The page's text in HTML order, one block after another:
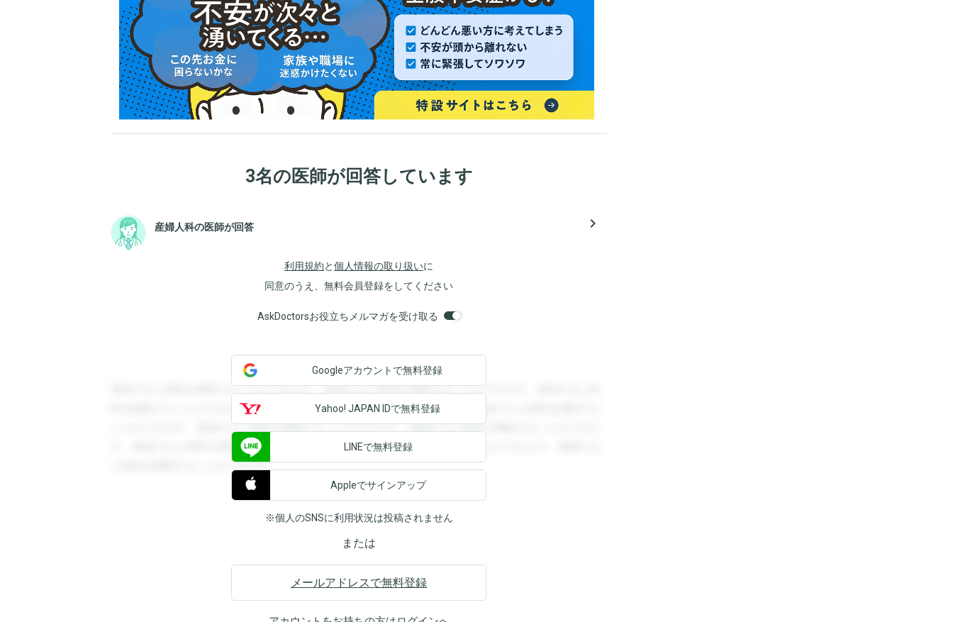
3名の医師が回答しています
産婦人科の医師が回答 navigate_next
利用規約と個人情報の取り扱いに
同意のうえ、無料会員登録をしてください
AskDoctorsお役立ちメルマガを受け取る
登録すると回答を閲覧することができます。登録すると回答を閲覧することができます。登録すると回
答を閲覧することができます。登録すると回答を閲覧することができます。登録すると回答を閲覧する
ことができます。登録すると回答を閲覧することができます。登録すると回答を閲覧することができま
す。登録すると回答を閲覧することができます。登録すると回答を閲覧することができます。登録する
と回答を閲覧することができます。
Googleアカウントで無料登録
Yahoo! JAPAN IDで無料登録
LINEで無料登録
Appleでサインアップ
※個人のSNSに利用状況は投稿されません
または
メールアドレスで無料登録